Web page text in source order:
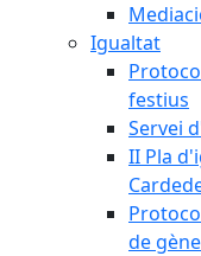
Igualtat
festius
Servei
II Pla
de